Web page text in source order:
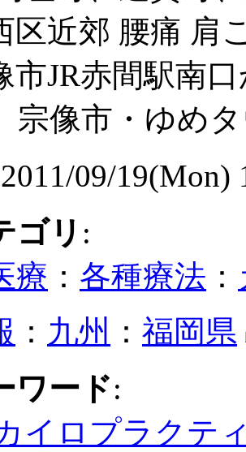
区近郊 腰痛 肩
市JR赤間駅南
宗像市・ゆめ
09/19(Mon)
ゴリ :
療 ： 各種療法 ：
： 九州 ： 福岡県
ワード:
イロプラクテ